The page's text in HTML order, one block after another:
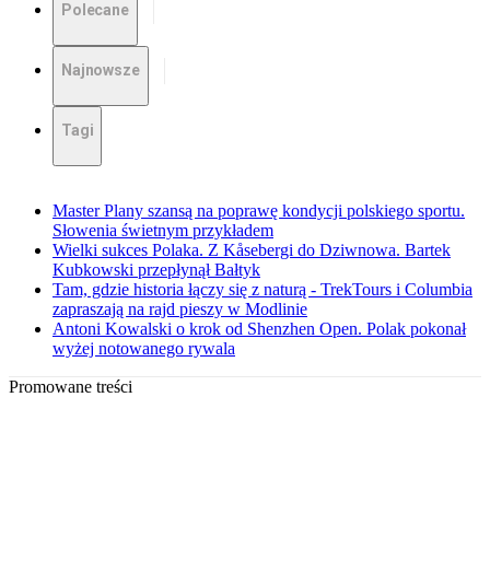
Polecane
Najnowsze
Tagi
Master Plany szansą na poprawę kondycji polskiego sportu.
Słowenia świetnym przykładem
Wielki sukces Polaka. Z Kåsebergi do Dziwnowa. Bartek
Kubkowski przepłynął Bałtyk
Tam, gdzie historia łączy się z naturą - TrekTours i Columbia
zapraszają na rajd pieszy w Modlinie
Antoni Kowalski o krok od Shenzhen Open. Polak pokonał
wyżej notowanego rywala
Promowane treści